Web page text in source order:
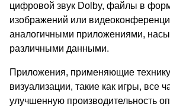
цифровой звук Dolby, файлы в
изображений или
аналогичными приложениями,
различными данными.
Приложения, применяющие
визуализации, такие как игры, все
улучшенную производительность